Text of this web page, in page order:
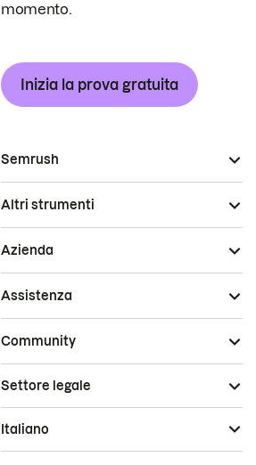
momento.
Inizia la prova gratuita
Semrush
Altri strumenti
Azienda
Assistenza
Community
Settore legale
Italiano